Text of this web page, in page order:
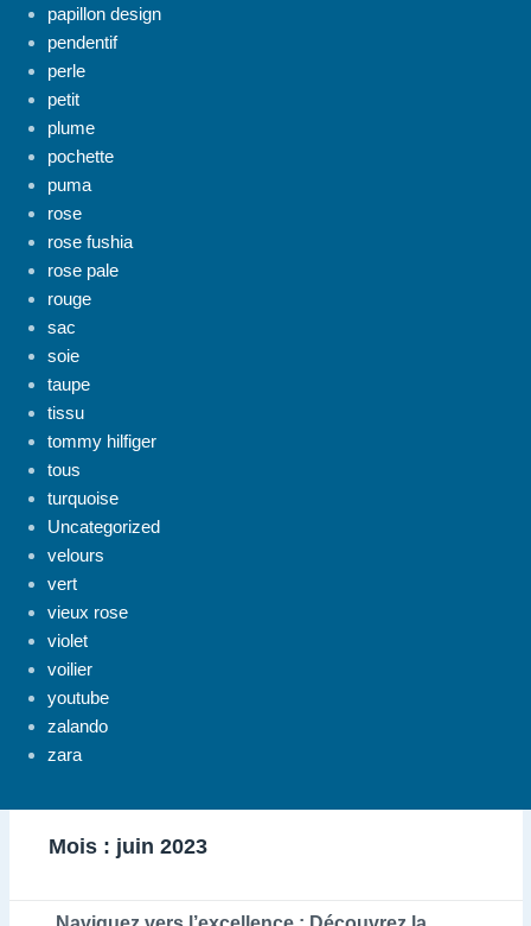
papillon design
pendentif
perle
petit
plume
pochette
puma
rose
rose fushia
rose pale
rouge
sac
soie
taupe
tissu
tommy hilfiger
tous
turquoise
Uncategorized
velours
vert
vieux rose
violet
voilier
youtube
zalando
zara
Mois : juin 2023